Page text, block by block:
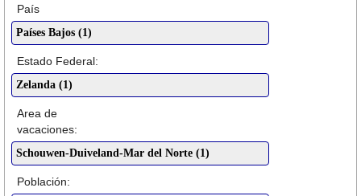
País
Estado Federal:
Area de
vacaciones:
Población: